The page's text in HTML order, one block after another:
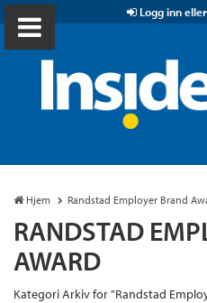
Logg inn
Hjem Randstad Employer Brand
RANDSTAD
AWARD
Kategori Arkiv for "Randstad